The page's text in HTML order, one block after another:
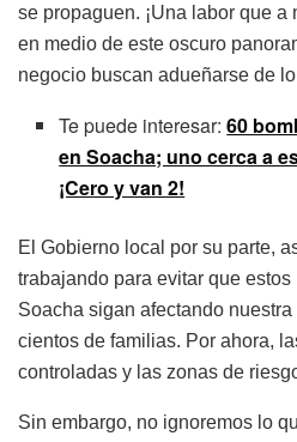
se propaguen. ¡Una labor que a
en medio de este oscuro
negocio buscan adueñarse de
Te puede interesar:60
en Soacha; uno cerca a
¡Cero y van 2!
El Gobierno local por su parte,
trabajando para evitar que
Soacha sigan afectando
cientos de familias. Por ahora,
controladas y las zonas de
Sin embargo, no ignoremos lo